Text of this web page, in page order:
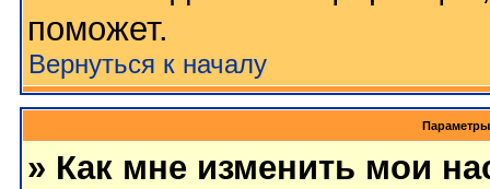
поможет.
Вернуться к началу
Параметры
» Как мне изменить мои